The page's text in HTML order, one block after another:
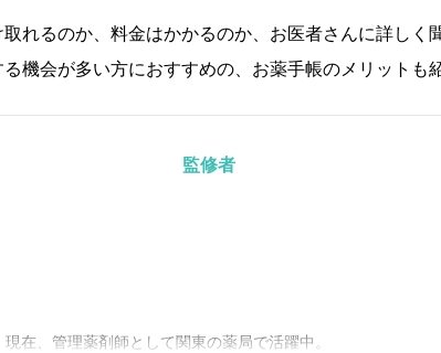
れるのか、料金はかかるのか、お医者さんに詳しく
機会が多い方におすすめの、お薬手帳のメリットも
監修者
在、管理薬剤師として関東の薬局で活躍中。